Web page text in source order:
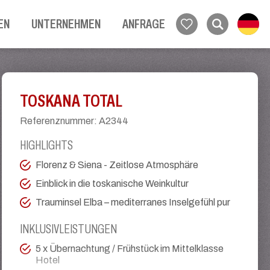
UNTERNEHMEN ANFRAGE
TOSKANA TOTAL
Referenznummer:A2344
HIGHLIGHTS
Florenz & Siena - Zeitlose Atmosphäre
Einblick in die toskanische Weinkultur
Trauminsel Elba – mediterranes Inselgefühl pur
INKLUSIVLEISTUNGEN
5 x Übernachtung / Frühstück im Mittelklasse
Hotel